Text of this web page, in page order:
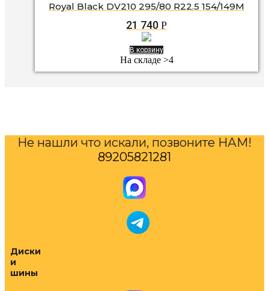
Royal Black DV210 295/80 R22.5 154/149M
21 740 Р
В корзину
На складе >4
Не нашли что искали, позвоните НАМ!
89205821281
Диски
и
шины